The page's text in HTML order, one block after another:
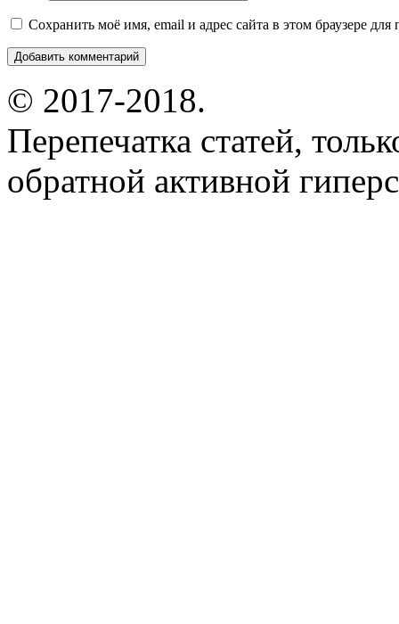
Сохранить моё имя, email и адрес сайта в этом браузере
© 2017-2018.
Перепечатка статей,
обратной активной